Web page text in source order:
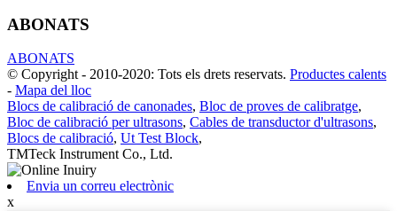
ABONATS
ABONATS
© Copyright - 2010-2020: Tots els drets reservats. Productes calents
- Mapa del lloc
Blocs de calibració de canonades, Bloc de proves de calibratge,
Bloc de calibració per ultrasons, Cables de transductor d'ultrasons,
Blocs de calibració, Ut Test Block,
TMTeck Instrument Co., Ltd.
Envia un correu electrònic
x